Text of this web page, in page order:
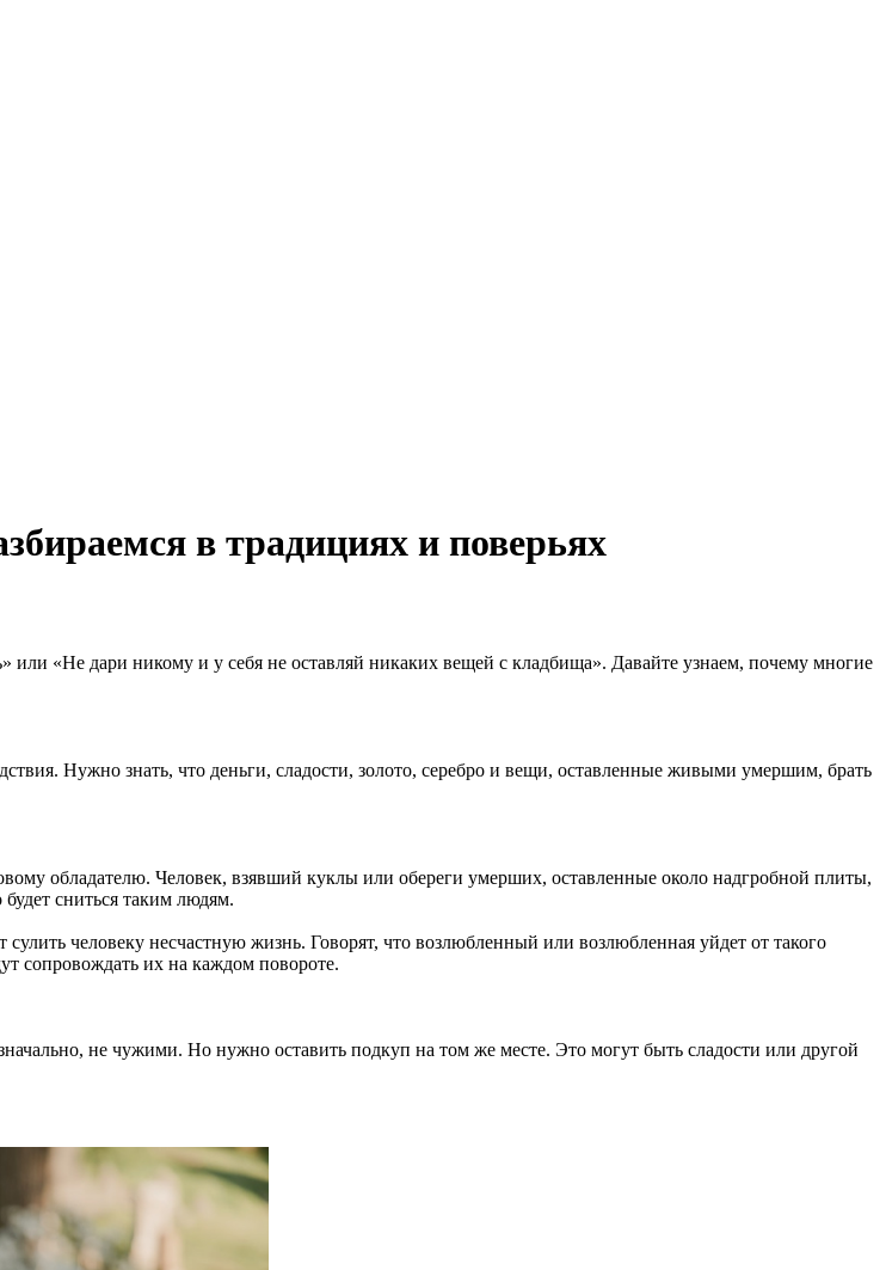
в традициях и поверьях
или «Не дари никому и у себя не оставляй никаких вещей с кладбища». Давайте узнаем, почему многие
Нужно знать, что деньги, сладости, золото, серебро и вещи, оставленные живыми умершим, брать
обладателю. Человек, взявший куклы или обереги умерших, оставленные около надгробной плиты,
сниться таким людям.
человеку несчастную жизнь. Говорят, что возлюбленный или возлюбленная уйдет от такого
сопровождать их на каждом повороте.
не чужими. Но нужно оставить подкуп на том же месте. Это могут быть сладости или другой